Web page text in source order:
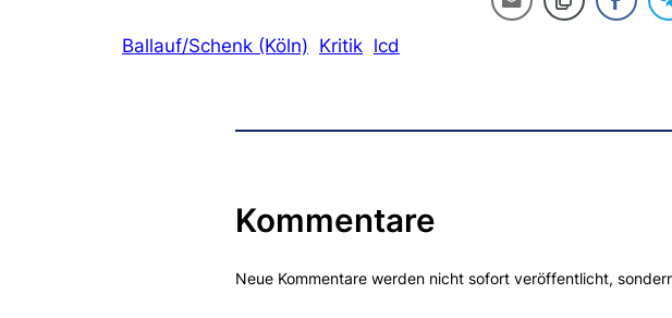
Ballauf/Schenk (Köln) Kritik lcd
Kommentare
Neue Kommentare werden nicht sofort veröffentlicht,